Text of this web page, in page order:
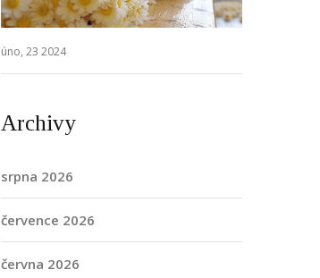
úno, 23 2024
Archivy
srpna 2026
července 2026
června 2026